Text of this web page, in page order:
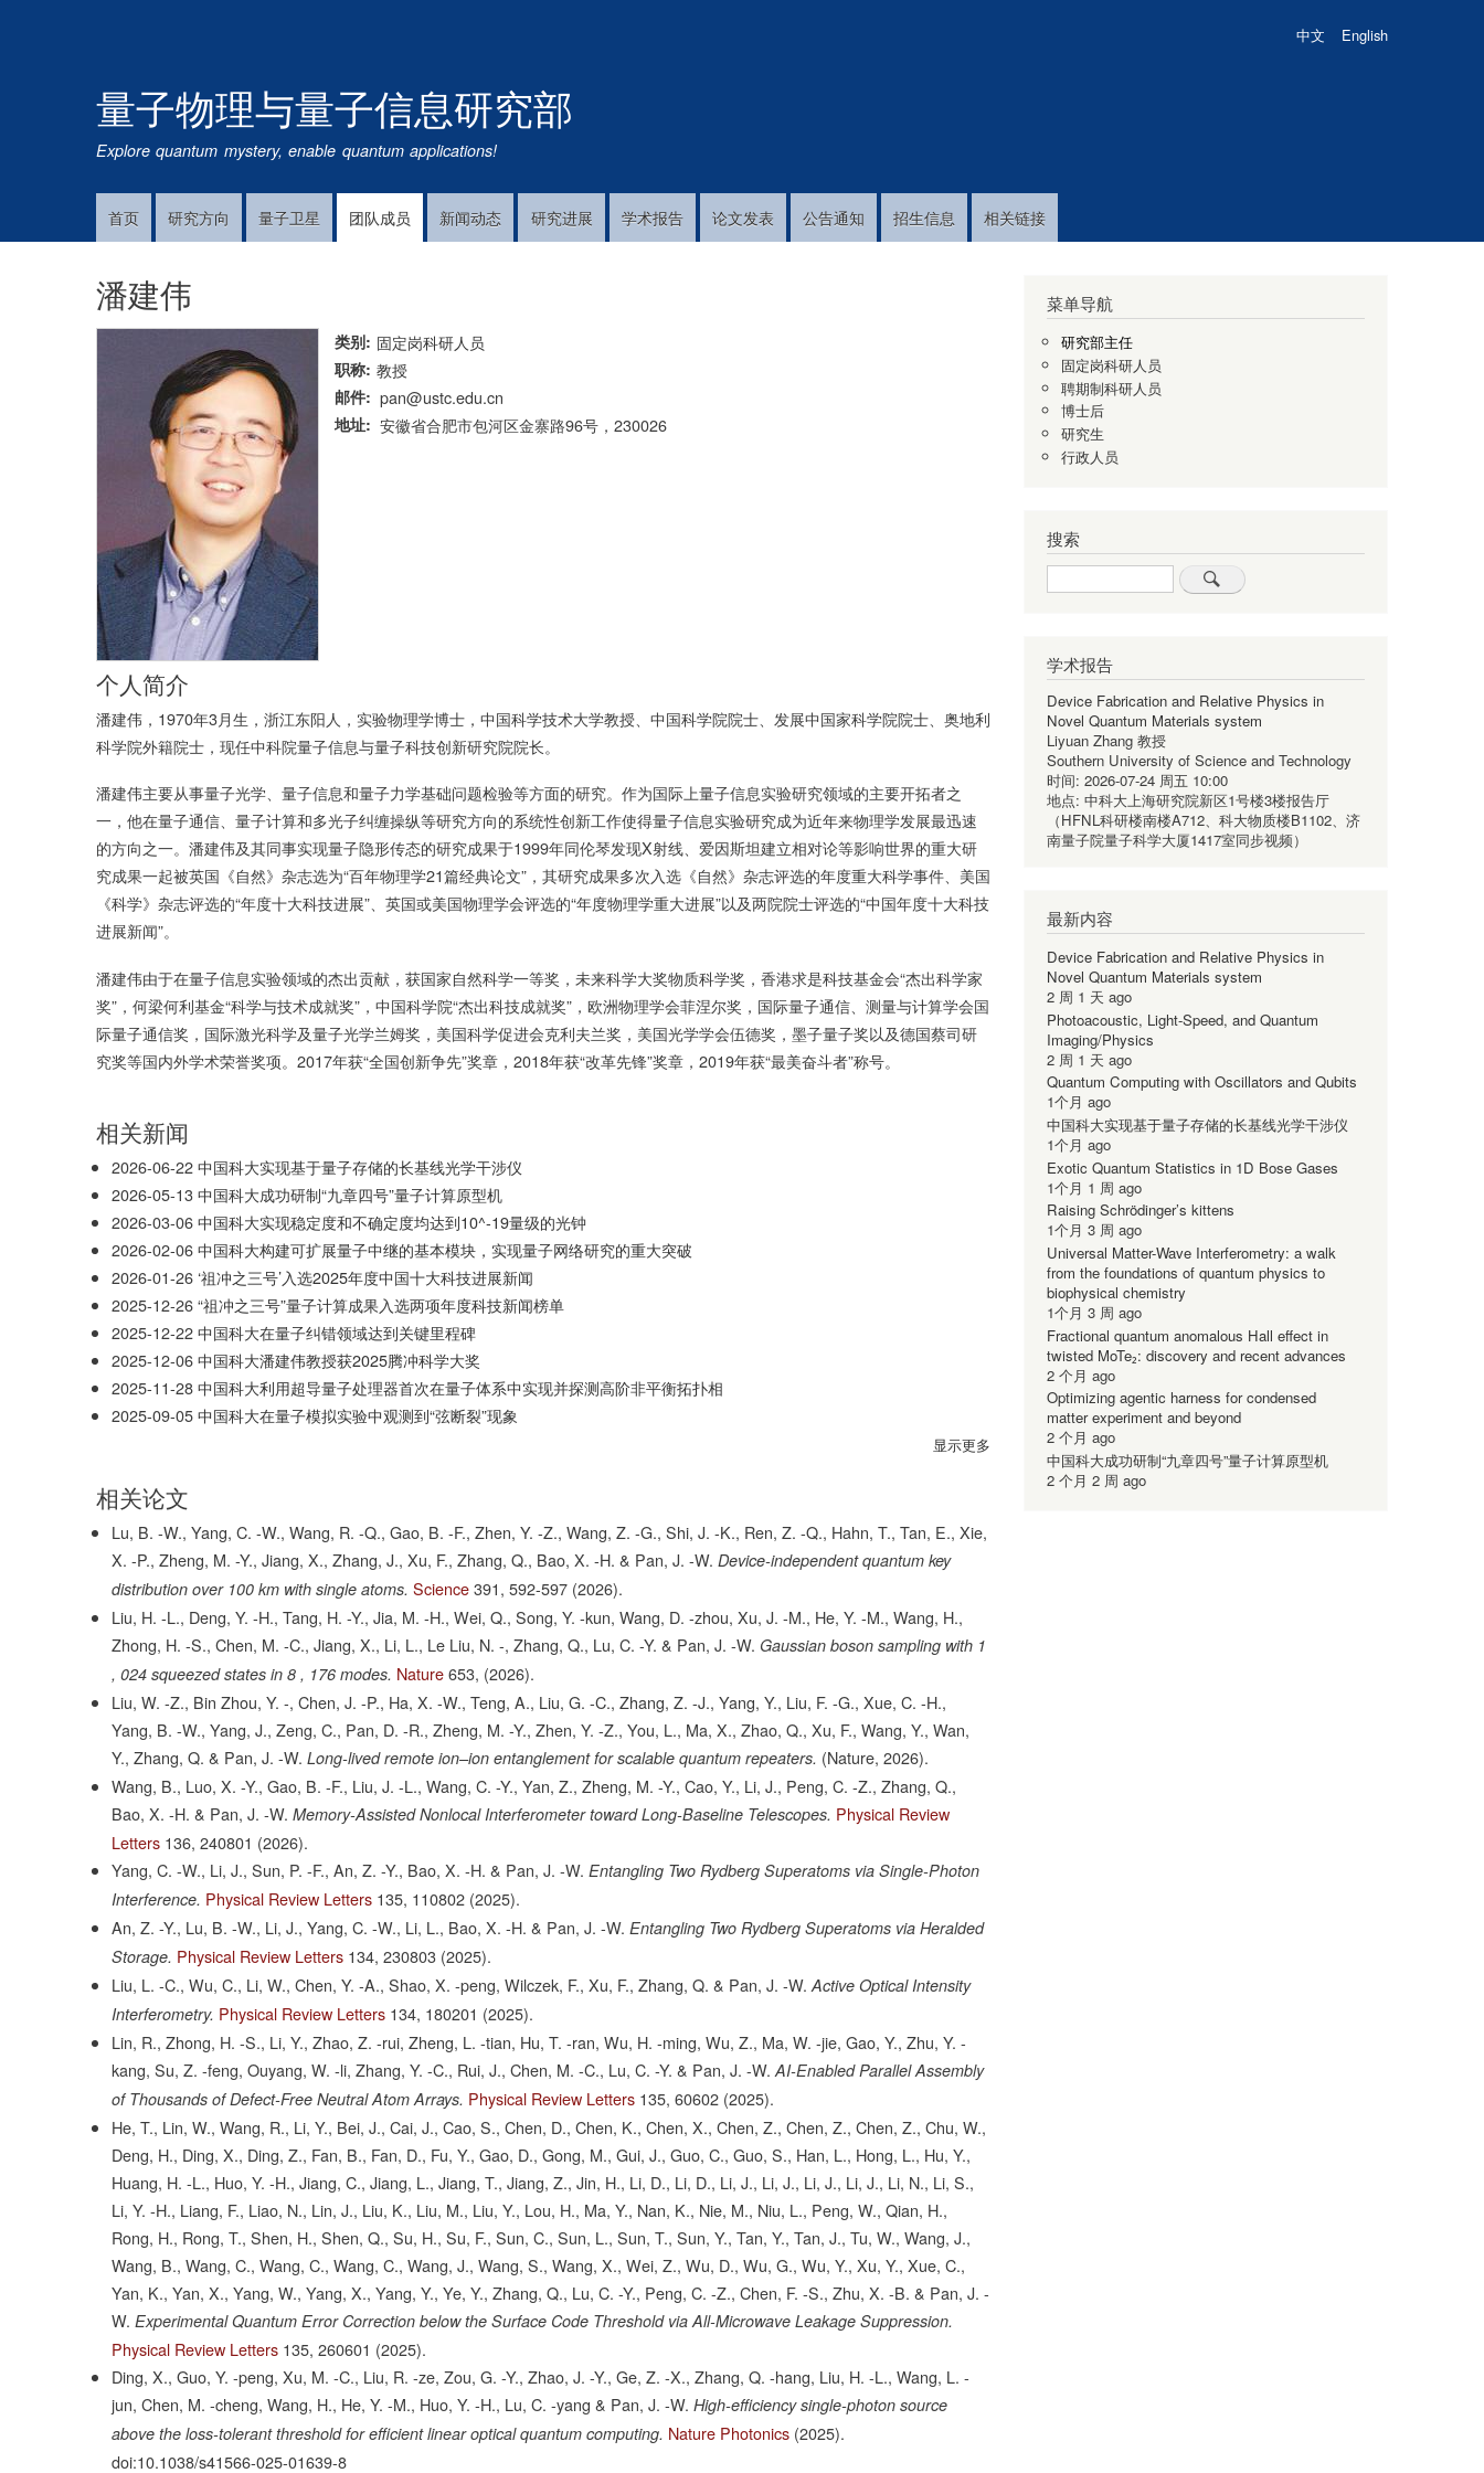
中文 English
量子物理与量子信息研究部
Explore quantum mystery, enable quantum applications!
Main首页 研究方向 量子卫星 团队成员 新闻动态 研究进展 学术报告 论文发表 公告通知 招生信息 相关链接
潘建伟
类别 固定岗科研人员
职称 教授
邮件 pan@ustc.edu.cn
地址 安徽省合肥市包河区金寨路96号，230026
个人简介
潘建伟， 1970年3月生，浙江东阳人，实验物理学博士，中国科学技术大学教授、中国科学院院士、发展中国家科学院院士、奥地利
科学院外籍院士，现任中科院量子信息与量子科技创新研究院院长。
潘建伟主要从事量子光学、量子信息和量子力学基础问题检验等方面的研究。作为国际上量子信息实验研究领域的主要开拓者之
一，他在量子通信、量子计算和多光子纠缠操纵等研究方向的系统性创新工作使得量子信息实验研究成为近年来物理学发展最迅速
的方向之一。潘建伟及其同事实现量子隐形传态的研究成果于1999年同伦琴发现X射线、爱因斯坦建立相对论等影响世界的重大研
究成果一起被英国《自然》杂志选为“百年物理学21篇经典论文” ，其研究成果多次入选《自然》杂志评选的年度重大科学事件、美国
《科学》杂志评选的“年度十大科技进展”、英国或美国物理学会评选的“年度物理学重大进展”以及两院院士评选的“中国年度十大科技
进展新闻”。
潘建伟由于在量子信息实验领域的杰出贡献，获国家自然科学一等奖，未来科学大奖物质科学奖，香港求是科技基金会“杰出科学家
奖” ，何梁何利基金“科学与技术成就奖” ，中国科学院“杰出科技成就奖” ，欧洲物理学会菲涅尔奖，国际量子通信、测量与计算学会国
际量子通信奖，国际激光科学及量子光学兰姆奖，美国科学促进会克利夫兰奖，美国光学学会伍德奖，墨子量子奖以及德国蔡司研
究奖等国内外学术荣誉奖项。 2017年获“全国创新争先”奖章， 2018年获“改革先锋”奖章， 2019年获“最美奋斗者”称号。
相关新闻
2026-06-22 中国科大实现基于量子存储的长基线光学干涉仪
2026-05-13 中国科大成功研制“九章四号”量子计算原型机
2026-03-06 中国科大实现稳定度和不确定度均达到10^-19​量级的光钟
2026-02-06 中国科大构建可扩展量子中继的基本模块，实现量子网络研究的重大突破
2026-01-26 ‘祖冲之三号’入选2025年度中国十大科技进展新闻
2025-12-26 “祖冲之三号”量子计算成果入选两项年度科技新闻榜单
2025-12-22 中国科大在量子纠错领域达到关键里程碑
2025-12-06 中国科大潘建伟教授获2025腾冲科学大奖
2025-11-28 中国科大利用超导量子处理器首次在量子体系中实现并探测高阶非平衡拓扑相
2025-09-05 中国科大在量子模拟实验中观测到“弦断裂”现象
显示更多
相关论文
Lu, B. -W., Yang, C. -W., Wang, R. -Q., Gao, B. -F., Zhen, Y. -Z., Wang, Z. -G., Shi, J. -K., Ren, Z. -Q., Hahn, T., Tan, E., Xie,
X. -P., Zheng, M. -Y., Jiang, X., Zhang, J., Xu, F., Zhang, Q., Bao, X. -H. & Pan, J. -W. Device-independent quantum key
distribution over 100 km with single atoms. Science 391, 592-597 (2026).
Liu, H. -L., Deng, Y. -H., Tang, H. -Y., Jia, M. -H., Wei, Q., Song, Y. -kun, Wang, D. -zhou, Xu, J. -M., He, Y. -M., Wang, H.,
Zhong, H. -S., Chen, M. -C., Jiang, X., Li, L., Le Liu, N. -, Zhang, Q., Lu, C. -Y. & Pan, J. -W. Gaussian boson sampling with 1
, 024 squeezed states in 8 , 176 modes. Nature 653, (2026).
Liu, W. -Z., Bin Zhou, Y. -, Chen, J. -P., Ha, X. -W., Teng, A., Liu, G. -C., Zhang, Z. -J., Yang, Y., Liu, F. -G., Xue, C. -H.,
Yang, B. -W., Yang, J., Zeng, C., Pan, D. -R., Zheng, M. -Y., Zhen, Y. -Z., You, L., Ma, X., Zhao, Q., Xu, F., Wang, Y., Wan,
Y., Zhang, Q. & Pan, J. -W. Long-lived remote ion–ion entanglement for scalable quantum repeaters. (Nature, 2026).
Wang, B., Luo, X. -Y., Gao, B. -F., Liu, J. -L., Wang, C. -Y., Yan, Z., Zheng, M. -Y., Cao, Y., Li, J., Peng, C. -Z., Zhang, Q.,
Bao, X. -H. & Pan, J. -W. Memory-Assisted Nonlocal Interferometer toward Long-Baseline Telescopes. Physical Review
Letters 136, 240801 (2026).
Yang, C. -W., Li, J., Sun, P. -F., An, Z. -Y., Bao, X. -H. & Pan, J. -W. Entangling Two Rydberg Superatoms via Single-Photon
Interference. Physical Review Letters 135, 110802 (2025).
An, Z. -Y., Lu, B. -W., Li, J., Yang, C. -W., Li, L., Bao, X. -H. & Pan, J. -W. Entangling Two Rydberg Superatoms via Heralded
Storage. Physical Review Letters 134, 230803 (2025).
Liu, L. -C., Wu, C., Li, W., Chen, Y. -A., Shao, X. -peng, Wilczek, F., Xu, F., Zhang, Q. & Pan, J. -W. Active Optical Intensity
Interferometry. Physical Review Letters 134, 180201 (2025).
Lin, R., Zhong, H. -S., Li, Y., Zhao, Z. -rui, Zheng, L. -tian, Hu, T. -ran, Wu, H. -ming, Wu, Z., Ma, W. -jie, Gao, Y., Zhu, Y. -
kang, Su, Z. -feng, Ouyang, W. -li, Zhang, Y. -C., Rui, J., Chen, M. -C., Lu, C. -Y. & Pan, J. -W. AI-Enabled Parallel Assembly
of Thousands of Defect-Free Neutral Atom Arrays. Physical Review Letters 135, 60602 (2025).
He, T., Lin, W., Wang, R., Li, Y., Bei, J., Cai, J., Cao, S., Chen, D., Chen, K., Chen, X., Chen, Z., Chen, Z., Chen, Z., Chu, W.,
Deng, H., Ding, X., Ding, Z., Fan, B., Fan, D., Fu, Y., Gao, D., Gong, M., Gui, J., Guo, C., Guo, S., Han, L., Hong, L., Hu, Y.,
Huang, H. -L., Huo, Y. -H., Jiang, C., Jiang, L., Jiang, T., Jiang, Z., Jin, H., Li, D., Li, D., Li, J., Li, J., Li, J., Li, J., Li, N., Li, S.,
Li, Y. -H., Liang, F., Liao, N., Lin, J., Liu, K., Liu, M., Liu, Y., Lou, H., Ma, Y., Nan, K., Nie, M., Niu, L., Peng, W., Qian, H.,
Rong, H., Rong, T., Shen, H., Shen, Q., Su, H., Su, F., Sun, C., Sun, L., Sun, T., Sun, Y., Tan, Y., Tan, J., Tu, W., Wang, J.,
Wang, B., Wang, C., Wang, C., Wang, C., Wang, J., Wang, S., Wang, X., Wei, Z., Wu, D., Wu, G., Wu, Y., Xu, Y., Xue, C.,
Yan, K., Yan, X., Yang, W., Yang, X., Yang, Y., Ye, Y., Zhang, Q., Lu, C. -Y., Peng, C. -Z., Chen, F. -S., Zhu, X. -B. & Pan, J. -
W. Experimental Quantum Error Correction below the Surface Code Threshold via All-Microwave Leakage Suppression.
Physical Review Letters 135, 260601 (2025).
Ding, X., Guo, Y. -peng, Xu, M. -C., Liu, R. -ze, Zou, G. -Y., Zhao, J. -Y., Ge, Z. -X., Zhang, Q. -hang, Liu, H. -L., Wang, L. -
jun, Chen, M. -cheng, Wang, H., He, Y. -M., Huo, Y. -H., Lu, C. -yang & Pan, J. -W. High-efficiency single-photon source
above the loss-tolerant threshold for efficient linear optical quantum computing. Nature Photonics (2025).
doi:10.1038/s41566-025-01639-8
菜单导航
研究部主任
固定岗科研人员
聘期制科研人员
博士后
研究生
行政人员
搜索
Search
学术报告
Device Fabrication and Relative Physics in
Novel Quantum Materials system
Liyuan Zhang 教授
Southern University of Science and Technology
时间: 2026-07-24 周五 10:00
地点: 中科大上海研究院新区1号楼3楼报告厅
（HFNL科研楼南楼A712、科大物质楼B1102、济
南量子院量子科学大厦1417室同步视频）
最新内容
Device Fabrication and Relative Physics in
Novel Quantum Materials system
2 周 1 天 ago
Photoacoustic, Light-Speed, and Quantum
Imaging/Physics
2 周 1 天 ago
Quantum Computing with Oscillators and Qubits
1个月 ago
中国科大实现基于量子存储的长基线光学干涉仪
1个月 ago
Exotic Quantum Statistics in 1D Bose Gases
1个月 1 周 ago
Raising Schrödinger’s kittens
1个月 3 周 ago
Universal Matter-Wave Interferometry: a walk
from the foundations of quantum physics to
biophysical chemistry
1个月 3 周 ago
Fractional quantum anomalous Hall effect in
twisted MoTe₂: discovery and recent advances
2 个月 ago
Optimizing agentic harness for condensed
matter experiment and beyond
2 个月 ago
中国科大成功研制“九章四号”量子计算原型机
2 个月 2 周 ago